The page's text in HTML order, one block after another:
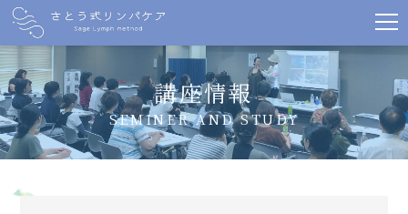
講座情報
SEMINER AND STUDY